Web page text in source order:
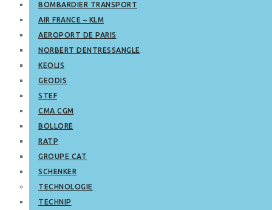
BOMBARDIER TRANSPORT
AIR FRANCE – KLM
AEROPORT DE PARIS
NORBERT DENTRESSANGLE
KEOLIS
GEODIS
STEF
CMA CGM
BOLLORE
RATP
GROUPE CAT
SCHENKER
TECHNOLOGIE
TECHNIP